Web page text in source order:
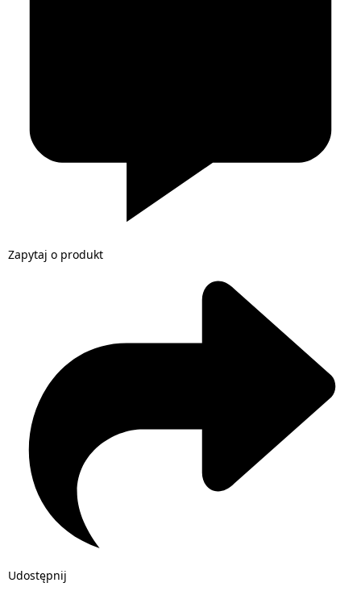
Zapytaj o produkt
Udostępnij